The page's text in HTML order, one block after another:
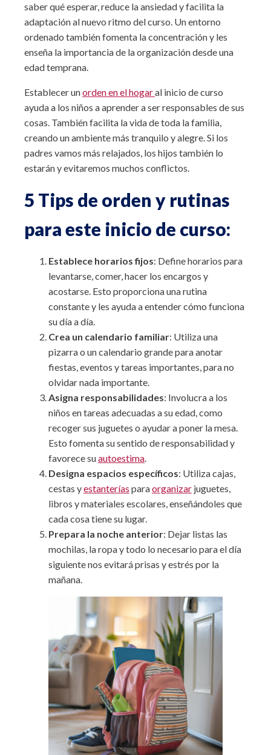
saber qué esperar, reduce la ansiedad y facilita la
adaptación al nuevo ritmo del curso. Un entorno
ordenado también fomenta la concentración y les
enseña la importancia de la organización desde una
edad temprana.
Establecer unorden en el hogaral inicio de curso
ayuda a los niños a aprender a ser responsables de sus
cosas. También facilita la vida de toda la familia,
creando un ambiente más tranquilo y alegre. Si los
padres vamos más relajados, los hijos también lo
estarán y evitaremos muchos conflictos.
5 Tips de orden y rutinas
para este inicio de curso:
Establece horarios fijos: Define horarios para
levantarse, comer, hacer los encargos y
acostarse. Esto proporciona una rutina
constante y les ayuda a entender cómo funciona
su día a día.
Crea un calendario familiar: Utiliza una
pizarra o un calendario grande para anotar
fiestas, eventos y tareas importantes, para no
olvidar nada importante.
Asigna responsabilidades: Involucra a los
niños en tareas adecuadas a su edad, como
recoger sus juguetes o ayudar a poner la mesa.
Esto fomenta su sentido de responsabilidad y
favorece suautoestima.
Designa espacios específicos: Utiliza cajas,
cestas yestanterías paraorganizar juguetes,
libros y materiales escolares, enseñándoles que
cada cosa tiene su lugar.
Prepara la noche anterior: Dejar listas las
mochilas, la ropa y todo lo necesario para el día
siguiente nos evitará prisas y estrés por la
mañana.